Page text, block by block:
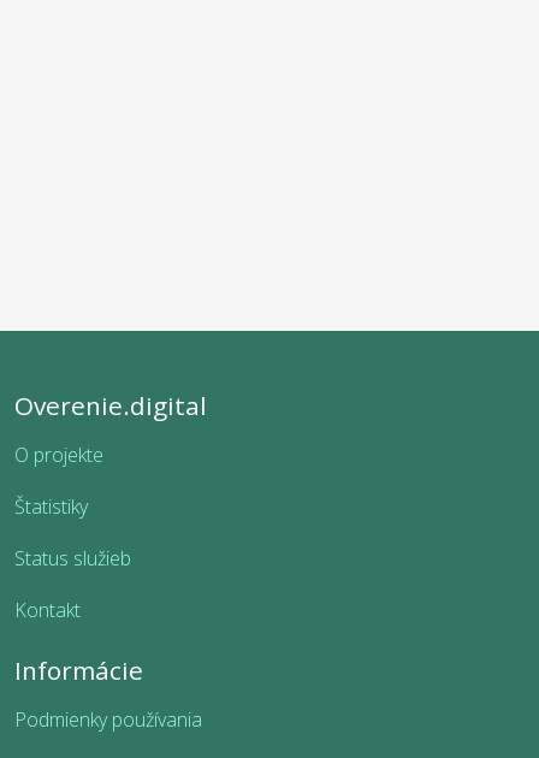
Overenie.digital
O projekte
Štatistiky
Status služieb
Kontakt
Informácie
Podmienky používania